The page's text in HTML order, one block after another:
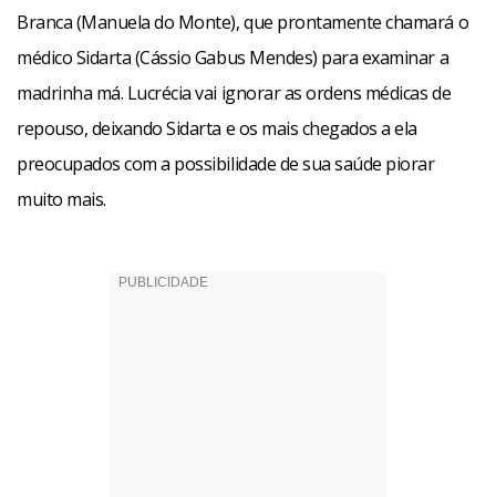
Branca (Manuela do Monte), que prontamente chamará o
médico Sidarta (Cássio Gabus Mendes) para examinar a
madrinha má. Lucrécia vai ignorar as ordens médicas de
repouso, deixando Sidarta e os mais chegados a ela
preocupados com a possibilidade de sua saúde piorar
muito mais.